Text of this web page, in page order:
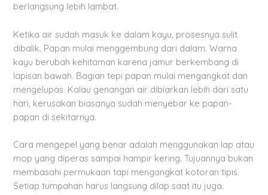
berlangsung lebih lambat.
Ketika air sudah masuk ke dalam kayu, prosesnya sulit
dibalik. Papan mulai menggembung dari dalam. Warna
kayu berubah kehitaman karena jamur berkembang di
lapisan bawah. Bagian tepi papan mulai mengangkat dan
mengelupas. Kalau genangan air dibiarkan lebih dari satu
hari, kerusakan biasanya sudah menyebar ke papan-
papan di sekitarnya.
Cara mengepel yang benar adalah menggunakan lap atau
mop yang diperas sampai hampir kering. Tujuannya bukan
membasahi permukaan tapi mengangkat kotoran tipis.
Setiap tumpahan harus langsung dilap saat itu juga.